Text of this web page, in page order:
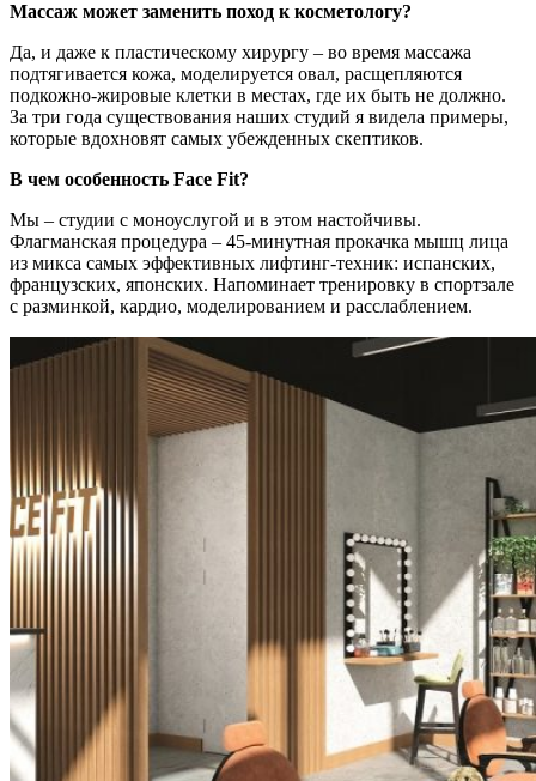
Массаж может заменить поход к косметологу?
Да, и даже к пластическому хирургу – во время массажа
подтягивается кожа, моделируется овал, расщепляются
подкожно-жировые клетки в местах, где их быть не должно.
За три года существования наших студий я видела примеры,
которые вдохновят самых убежденных скептиков.
В чем особенность Face Fit?
Мы – студии с моноуслугой и в этом настойчивы.
Флагманская процедура – 45-минутная прокачка мышц лица
из микса самых эффективных лифтинг-техник: испанских,
французских, японских. Напоминает тренировку в спортзале
с разминкой, кардио, моделированием и расслаблением.